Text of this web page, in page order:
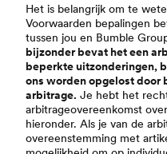
Het is belangrijk om te
Voorwaarden bepalingen
tussen jou en Bumble
bijzonder bevat het een
beperkte uitzonderingen,
ons worden opgelost
arbitrage. Je hebt het
arbitrageovereenkomst
hieronder. Als je van de
overeenstemming met